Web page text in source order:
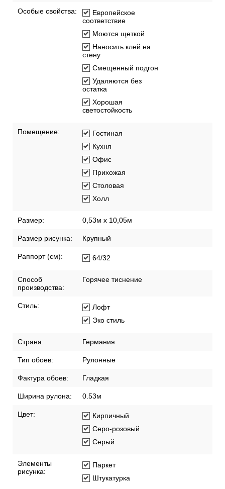
Особые свойства:
Европейское
соответствие
Моются щеткой
Наносить клей на
стену
Смещенный подгон
Удаляются без
остатка
Хорошая
светостойкость
Помещение:
Гостиная
Кухня
Офис
Прихожая
Столовая
Холл
Размер: 0,53м x 10,05м
Размер рисунка: Крупный
Раппорт (см): 64/32
Способ
производства:
Горячее тиснение
Стиль:
Лофт
Эко стиль
Страна: Германия
Тип обоев: Рулонные
Фактура обоев: Гладкая
Ширина рулона: 0.53м
Цвет:
Кирпичный
Серо-розовый
Серый
Элементы
рисунка:
Паркет
Штукатурка